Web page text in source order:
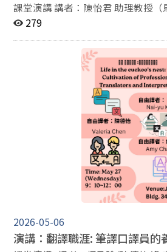
課堂演講 講者：陳怡君 助理教授（馬偕醫學院聽力暨語
言治療學系） 講題：Taiwan Sign Language 101 時間：5
279
2026-05-06
演講：翻譯職涯: 筆譯口譯員的